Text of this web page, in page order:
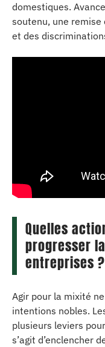
domestiques.
soutenu, une
et des
Quelles
progresser
entreprises ?
Agir pour la mixité
intentions nobles.
plusieurs leviers
s’agit d’enclencher